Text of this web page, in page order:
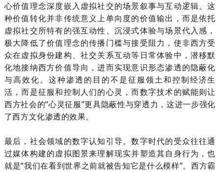
心价值理念深度嵌入虚拟社交的场景叙事与互动逻辑。这
种价值转化并非传统意义上单向度的价值输出，而是依托
虚拟社交所特有的强互动性、沉浸式体验与场景代入感，
极大降低了价值理念的传播门槛与接受阻力，使非西方受
众在虚拟身份建构、社交关系互动等日常体验中，潜移默
化地接纳西方价值导向，进而实现意识形态渗透的隐蔽化
与高效化。这种渗透的目的不是征服领土和控制经济生
活，而是征服和控制人们的心灵，而数字技术的赋能则让
西方社会的“心灵征服”更具隐蔽性与穿透力，这进一步强化
了西方文化渗透的效果。
最后，社会领域的数字认知引导。数字时代的受众往往通
过媒体构建的虚拟图景来理解现实并塑造其自身行为，也
就是“我们在看到世界之前就被告知它是什么模样”。西方霸